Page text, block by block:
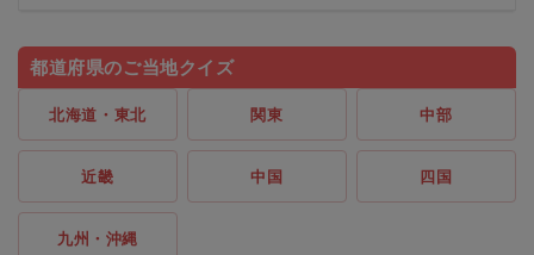
都道府県のご当地クイズ
北海道・東北 関東 中部
近畿 中国 四国
九州・沖縄